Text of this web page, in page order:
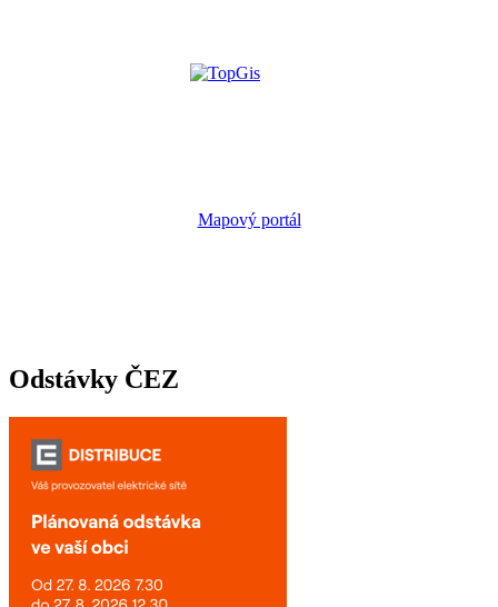
Mapový portál
Odstávky ČEZ